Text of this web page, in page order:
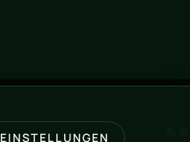
EINSTELLUNGEN